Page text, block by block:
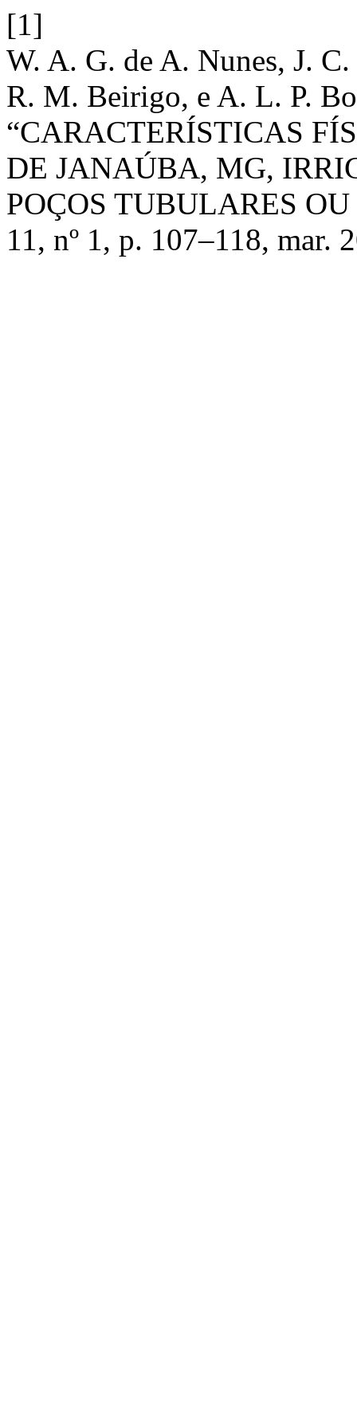
[1]
W. A. G. de A. Nunes, J.
R. M. Beirigo, e A. L. P.
“CARACTERÍSTICAS
DE JANAÚBA, MG,
POÇOS TUBULARES
11, nº 1, p. 107–118, mar.